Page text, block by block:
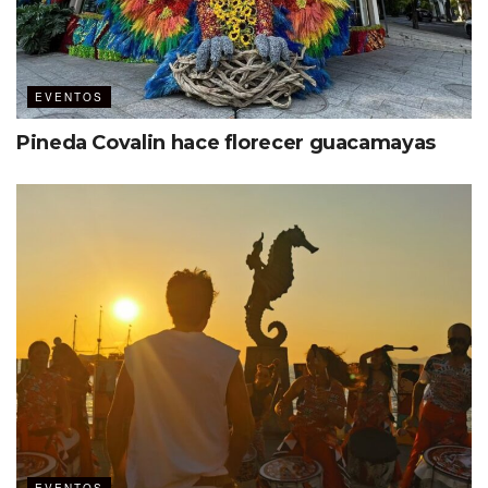
Etiquetas: Yucatán
EVENTOS
Pineda Covalin hace florecer guacamayas